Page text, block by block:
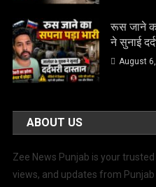
रूस जाने
ने सुनाई
August
ABOUT US
Zee News Punjab is your
views, and updates from